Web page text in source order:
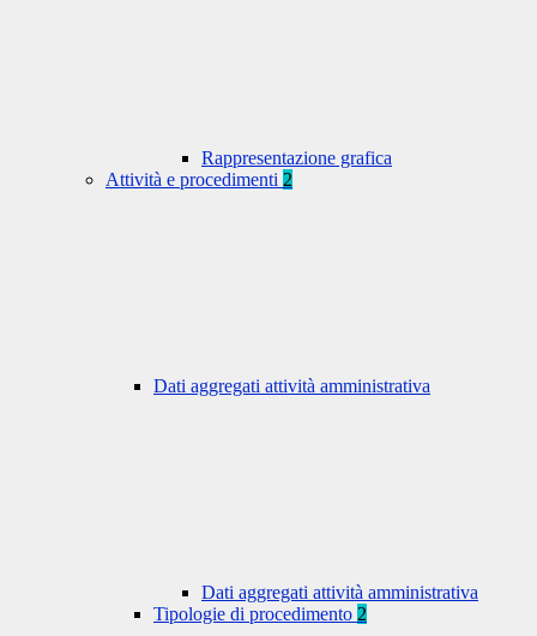
Rappresentazione grafica
Attività e procedimenti 2
Dati aggregati attività amministrativa
Dati aggregati attività amministrativa
Tipologie di procedimento 2